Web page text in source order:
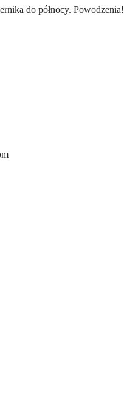
do północy. Powodzenia!